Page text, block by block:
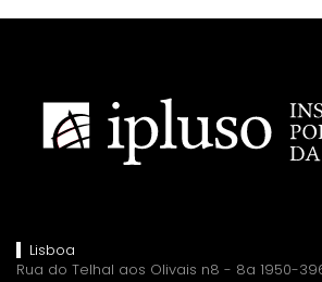
Lisboa
Rua do Telhal aos Olivais n8 - 8a 1950-